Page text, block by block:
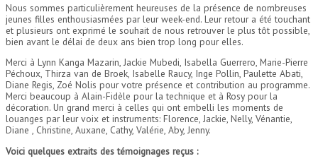
Nous sommes particulièrement heureuses de la présence de nombreuses
jeunes filles enthousiasmées par leur week-end. Leur retour a été touchant
et plusieurs ont exprimé le souhait de nous retrouver le plus tôt possible,
bien avant le délai de deux ans bien trop long pour elles.
Merci à Lynn Kanga Mazarin, Jackie Mubedi, Isabella Guerrero, Marie-Pierre
Péchoux, Thirza van de Broek, Isabelle Raucy, Inge Pollin, Paulette Abati,
Diane Regis, Zoé Nolis pour votre présence et contribution au programme.
Merci beaucoup à Alain-Fidèle pour la technique et à Rosy pour la
décoration. Un grand merci à celles qui ont embelli les moments de
louanges par leur voix et instruments: Florence, Jackie, Nelly, Vénantie,
Diane , Christine, Auxane, Cathy, Valérie, Aby, Jenny.
Voici quelques extraits des témoignages reçus :